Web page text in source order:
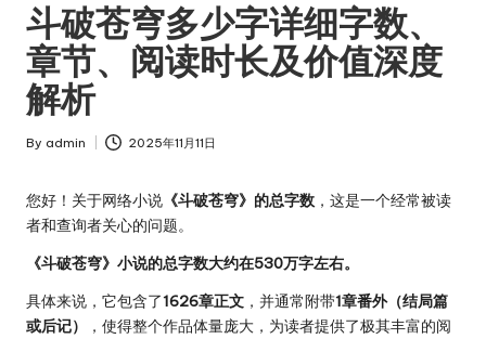
斗破苍穹多少字详细字数、
章节、阅读时长及价值深度
解析
Posted
By admin 2025年11月11日
您好！关于网络小说 《斗破苍穹》的总字数 ，这是一个经常被读
者和查询者关心的问题。
《斗破苍穹》小说的总字数大约在530万字左右。
具体来说，它包含了1626章正文 ，并通常附带1章番外（结局篇
或后记）
，使得整个作品体量庞大，为读者提供了极其丰富的阅